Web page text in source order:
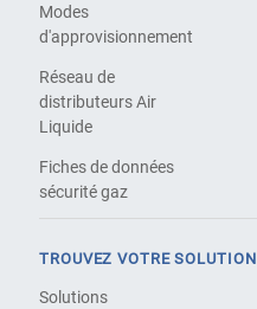
Modes
d'approvisionnement
Réseau de
distributeurs Air
Liquide
Fiches de données
sécurité gaz
TROUVEZ VOTRE SOLUTION
Solutions